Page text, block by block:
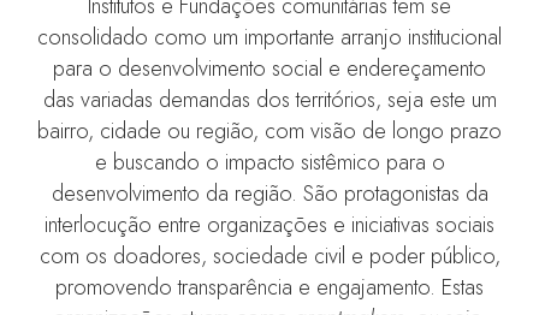
consolidado como um importante arranjo institucional
para o desenvolvimento social e endereçamento
das variadas demandas dos territórios, seja este um
bairro, cidade ou região, com visão de longo prazo
e buscando o impacto sistêmico para o
desenvolvimento da região. São protagonistas da
interlocução entre organizações e iniciativas sociais
com os doadores, sociedade civil e poder público,
promovendo transparência e engajamento. Estas